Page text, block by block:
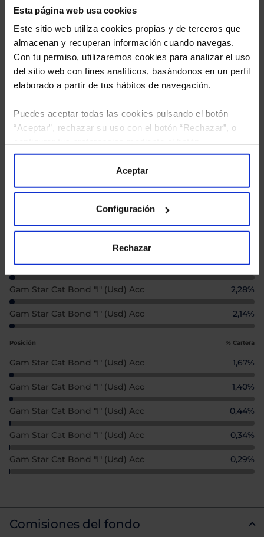
Esta página web usa cookies
Este sitio web utiliza cookies propias y de terceros que
almacenan y recuperan información cuando navegas.
Con tu permiso, utilizaremos cookies para analizar el uso
del sitio web con fines analíticos, basándonos en un perfil
elaborado a partir de tus hábitos de navegación.
Puedes aceptar todas las cookies pulsando el botón
“Aceptar”, rechazar su uso con el botón “Rechazar”, o
“Configuración”. Consulta nuestraPolítica
para más información.
Aceptar
Configuración
Rechazar
Total:
Distribución sectorial
Posiciones en las que invierte el fondo
Producto
Diez principales posiciones en las que interviene el fondo
Gam Star Cat Bond "i" (usd) Acc
Gam Star Cat Bond "i" (usd) Acc 2,42%
Gam Star Cat Bond "i" (usd) Acc 2,28%
Gam Star Cat Bond "i" (usd) Acc 2,14%
Posición % Cartera
Gam Star Cat Bond "i" (usd) Acc 1,67%
Gam Star Cat Bond "i" (usd) Acc 1,40%
Gam Star Cat Bond "i" (usd) Acc 0,44%
Gam Star Cat Bond "i" (usd) Acc 0,34%
Gam Star Cat Bond "i" (usd) Acc 0,29%
Comisiones del fondo